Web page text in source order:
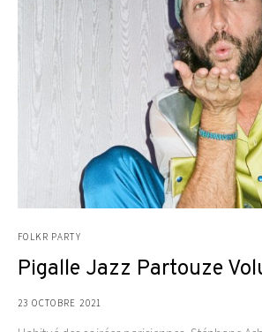
FOLKR PARTY
Pigalle Jazz Partouze
23 OCTOBRE 2021